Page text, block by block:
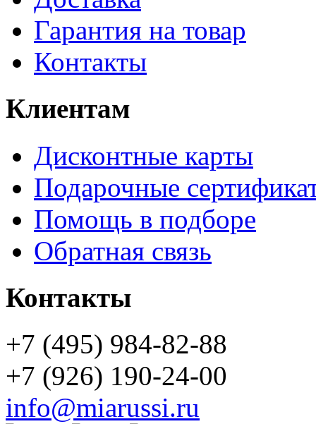
Гарантия на товар
Контакты
Клиентам
Дисконтные карты
Подарочные
Помощь в подборе
Обратная связь
Контакты
+7 (495) 984-82-88
+7 (926) 190-24-00
info@miarussi.ru